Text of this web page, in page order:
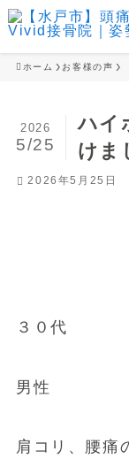
ホーム お客様の声
ハイ
けま
2026
5/25
2026年5月25日
３０代
男性
肩コリ、腰痛